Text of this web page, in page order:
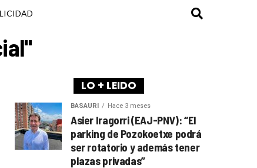
LO + LEIDO
BASAURI Hace 3 meses
Asier Iragorri (EAJ-PNV): “El
parking de Pozokoetxe podrá
ser rotatorio y además tener
plazas privadas”